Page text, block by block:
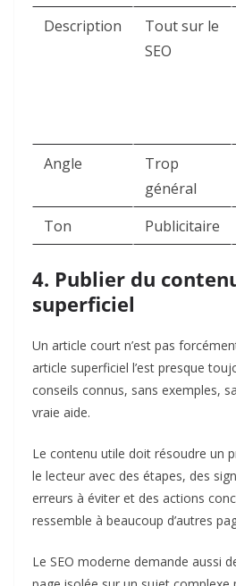
Description
Tout sur le
SEO
Angle
Trop
général
Ton
Publicitaire
4. Publier du
superficiel
Un article court n’est pas
article superficiel l’est presque
conseils connus, sans exemples,
vraie aide.
Le contenu utile doit résoudre un
le lecteur avec des étapes, des
erreurs à éviter et des actions
ressemble à beaucoup d’autres
Le SEO moderne demande aussi